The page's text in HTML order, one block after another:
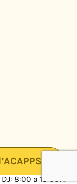
DJ: 8:00 a 18:00h.